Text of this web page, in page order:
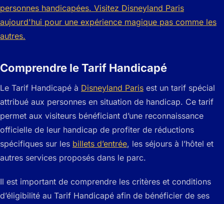
Comprendre le Tarif Handicapé
Le Tarif Handicapé à Disneyland Paris est un tarif spécial
attribué aux personnes en situation de handicap. Ce tarif
permet aux visiteurs bénéficiant d’une reconnaissance
officielle de leur handicap de profiter de réductions
spécifiques sur les billets d’entrée, les séjours à l’hôtel et
autres services proposés dans le parc.
Il est important de comprendre les critères et conditions
d’éligibilité au Tarif Handicapé afin de bénéficier de ses